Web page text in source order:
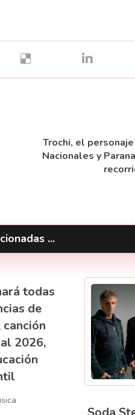
Trochi, el
Nacionales y
...
todas
de
canción
2026,